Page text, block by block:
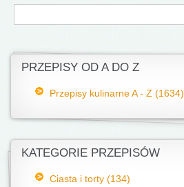
Formularz wyszukiwania
Szukaj
PRZEPISY OD A DO Z
Przepisy kulinarne A - Z (1634)
KATEGORIE PRZEPISÓW
Ciasta i torty (134)